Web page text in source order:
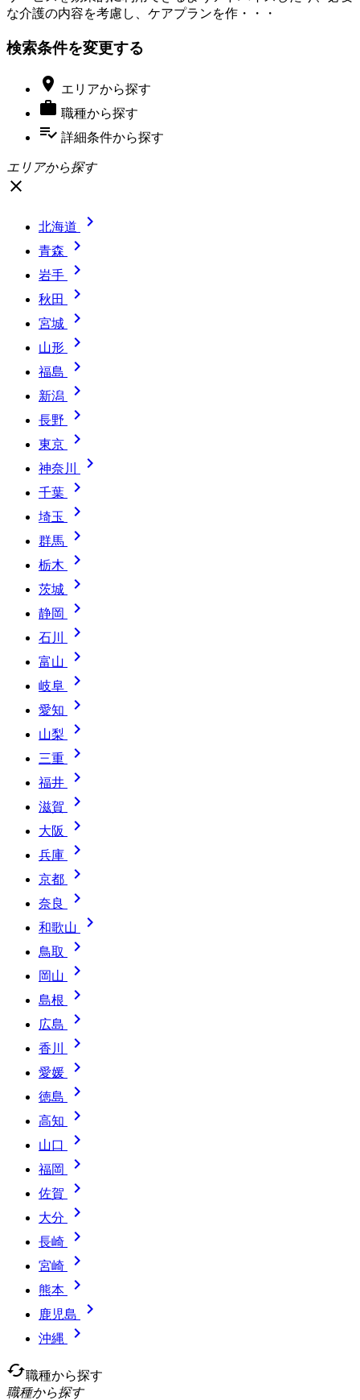
な介護の内容を考慮し、ケアプランを作・・・
検索条件を変更する
 エリアから探す
 職種から探す
playlist_add_check 詳細条件から探す
エリアから探す
close
北海道 
青森 
岩手 
秋田 
宮城 
山形 
福島 
新潟 
長野 
東京 
神奈川 
千葉 
埼玉 
群馬 
栃木 
茨城 
静岡 
石川 
富山 
岐阜 
愛知 
山梨 
三重 
福井 
滋賀 
大阪 
兵庫 
京都 
奈良 
和歌山 
鳥取 
岡山 
島根 
広島 
香川 
愛媛 
徳島 
高知 
山口 
福岡 
佐賀 
大分 
長崎 
宮崎 
熊本 
鹿児島 
沖縄

cached職種から探す
職種から探す